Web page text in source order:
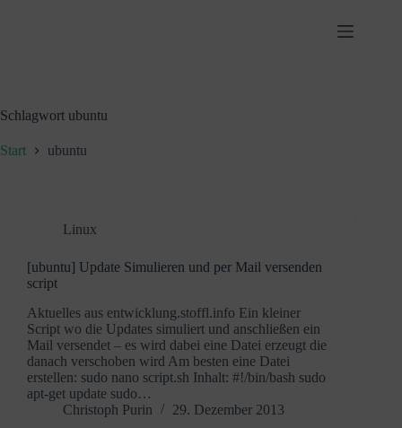
Schlagwort ubuntu
Start ubuntu
Linux
[ubuntu] Update Simulieren und per Mail versenden
script
Aktuelles aus entwicklung.stoffl.info Ein kleiner
Script wo die Updates simuliert und anschließen ein
Mail versendet – es wird dabei eine Datei erzeugt die
danach verschoben wird Am besten eine Datei
erstellen: sudo nano script.sh Inhalt: #!/bin/bash sudo
apt-get update sudo…
Christoph Purin
29. Dezember 2013